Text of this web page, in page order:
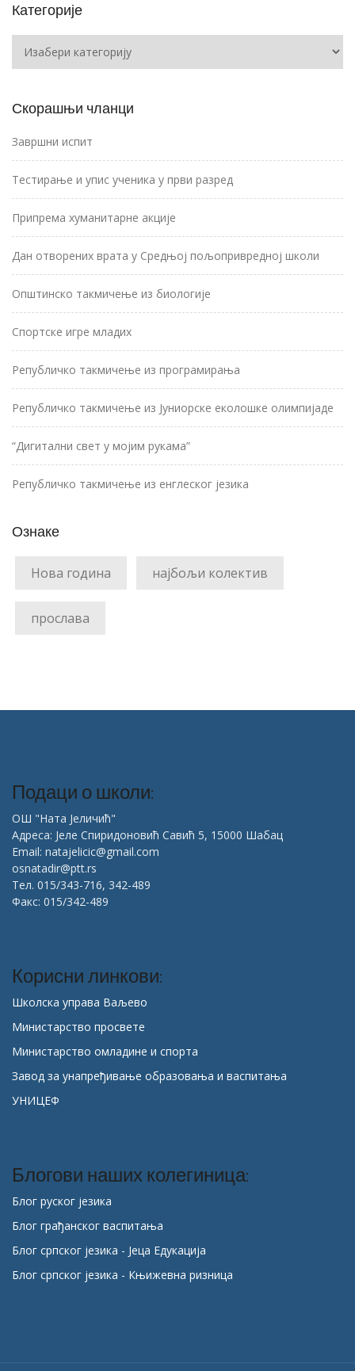
Категорије
Скорашњи чланци
Завршни испит
Тестирање и упис ученика у први разред
Припрема хуманитарне акције
Дан отворених врата у Средњој пољопривредној школи
Општинско такмичење из биологије
Спортске игре младих
Републичко такмичење из програмирања
Републичко такмичење из Јуниорске еколошке олимпијаде
“Дигитални свет у мојим рукама”
Републичко такмичење из енглеског језика
Ознаке
Нова година најбољи колектив
прослава
Подаци о школи:
ОШ "Ната Јеличић"
Адреса: Јеле Спиридоновић Савић 5, 15000 Шабац
Email: natajelicic@gmail.com
osnatadir@ptt.rs
Тел. 015/343-716, 342-489
Факс: 015/342-489
Корисни линкови:
Школска управа Ваљево
Министарство просвете
Министарство омладине и спорта
Завод за унапређивање образовања и васпитања
УНИЦЕФ
Блогови наших колегиница:
Блог руског језика
Блог грађанског васпитања
Блог српског језика - Јеца Едукација
Блог српског језика - Књижевна ризница